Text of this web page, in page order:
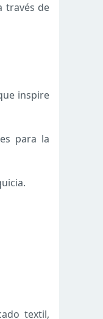
través de
inspire
para la
textil,